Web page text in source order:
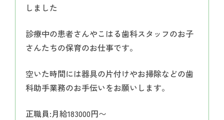
しました
診療中の患者さんやこはる歯科スタッフのお子
さんたちの保育のお仕事です。
空いた時間には器具の片付けやお掃除などの歯
科助手業務のお手伝いをお願いします。
正職員:月給183000円〜